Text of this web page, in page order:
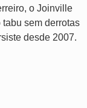
o Joinville
sem derrotas
desde 2007.